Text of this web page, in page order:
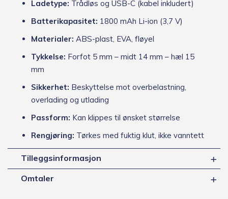
Ladetype: Trådløs og USB-C (kabel inkludert)
Batterikapasitet: 1800 mAh Li-ion (3,7 V)
Materialer: ABS-plast, EVA, fløyel
Tykkelse: Forfot 5 mm – midt 14 mm – hæl 15
mm
Sikkerhet: Beskyttelse mot overbelastning,
overlading og utlading
Passform: Kan klippes til ønsket størrelse
Rengjøring: Tørkes med fuktig klut, ikke vanntett
Tilleggsinformasjon
Omtaler